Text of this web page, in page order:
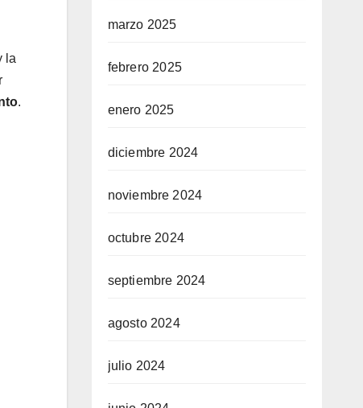
la
.
marzo 2025
febrero 2025
enero 2025
diciembre 2024
noviembre 2024
octubre 2024
septiembre 2024
agosto 2024
julio 2024